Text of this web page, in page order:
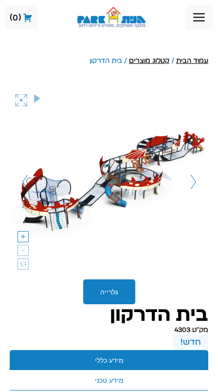
0
עמוד הבית / קטלוג מוצרים / בית הדרקון
בית הדרקון
מק״ט 4303
חדש!
מידע כללי
מידע טכני
גלרייה